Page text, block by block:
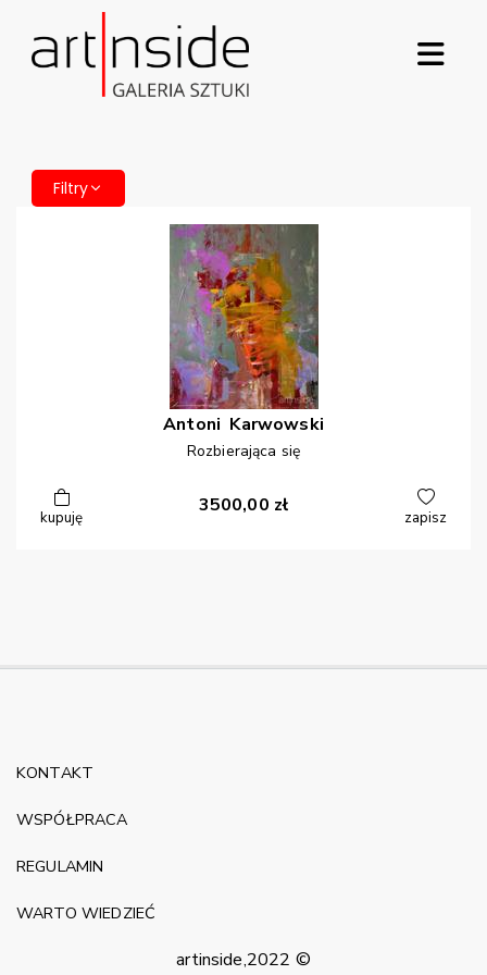
Filtry
Antoni Karwowski
Rozbierająca się
kupuję
3500,00 zł
zapisz
artinside,2022 ©
KONTAKT
WSPÓŁPRACA
REGULAMIN
WARTO WIEDZIEĆ